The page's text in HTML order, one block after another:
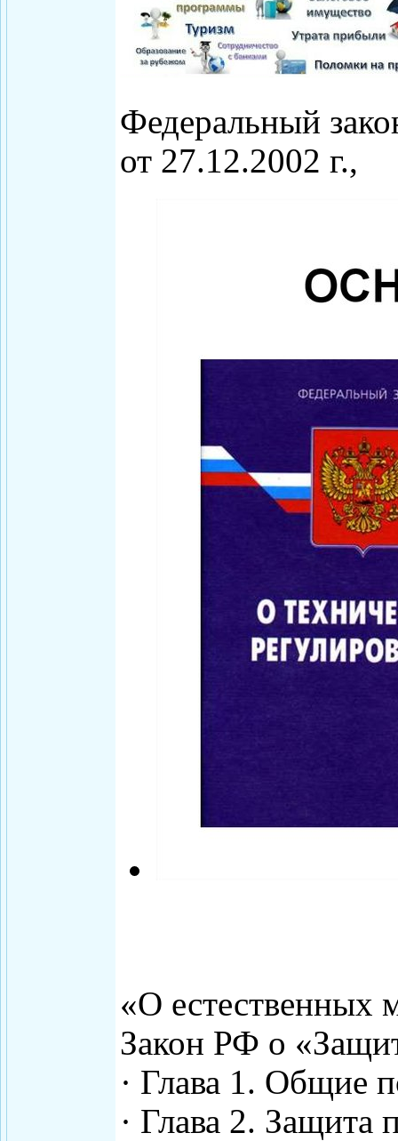
Федеральный
от 27.12.2002 г.,
«О естественных
Закон РФ о
· Глава 1. Общие
· Глава 2. Защита